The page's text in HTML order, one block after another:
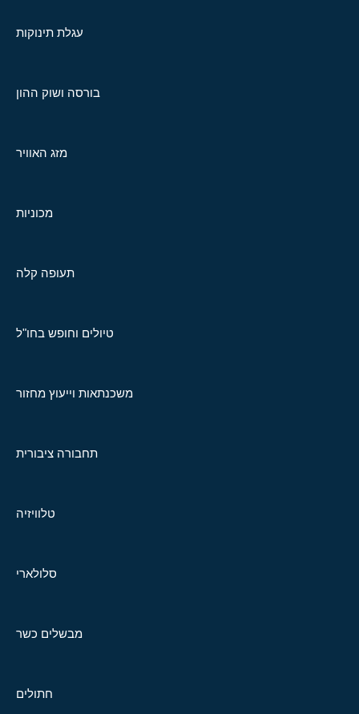
עגלת תינוקות
בורסה ושוק ההון
מזג האוויר
מכוניות
תעופה קלה
טיולים וחופש בחו"ל
משכנתאות וייעוץ מחזור
תחבורה ציבורית
טלוויזיה
סלולארי
מבשלים כשר
חתולים